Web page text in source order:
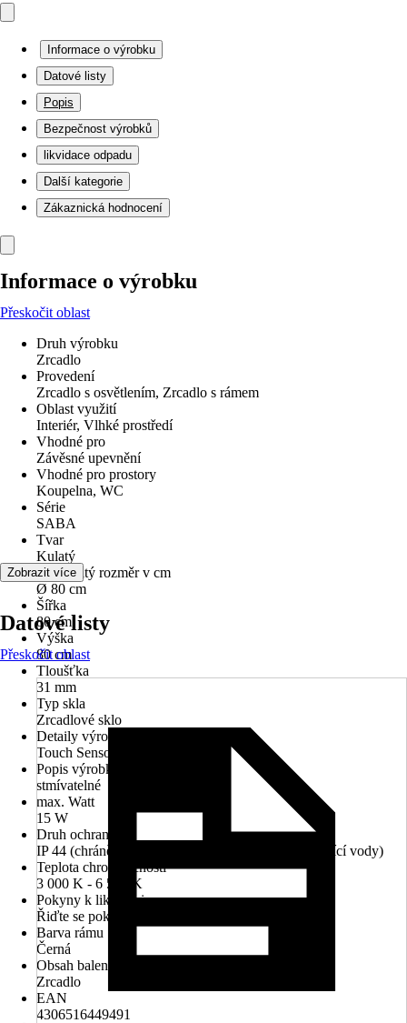
Informace o výrobku
Datové listy
Popis
Bezpečnost výrobků
likvidace odpadu
Další kategorie
Zákaznická hodnocení
Informace o výrobku
Přeskočit oblast
Druh výrobku
Zrcadlo
Provedení
Zrcadlo s osvětlením, Zrcadlo s rámem
Oblast využití
Interiér, Vlhké prostředí
Vhodné pro
Závěsné upevnění
Vhodné pro prostory
Koupelna, WC
Série
SABA
Tvar
Kulatý
Jmenovitý rozměr v cm
Ø 80 cm
Šířka
80 cm
Výška
80 cm
Tloušťka
31 mm
Typ skla
Zrcadlové sklo
Detaily výrobku
Touch Sensor, Systém Anti-Fog
Popis výrobku
stmívatelné
max. Watt
15 W
Druh ochrany
IP 44 (chráněno před vniknutím cizích těles a stříkající vody)
Teplota chromatičnosti
3 000 K - 6 500 K
Pokyny k likvidaci
Řiďte se pokyny pro likvidaci
Barva rámu
Černá
Obsah balení
Zrcadlo
EAN
4306516449491
Zobrazit více
Datové listy
Přeskočit oblast